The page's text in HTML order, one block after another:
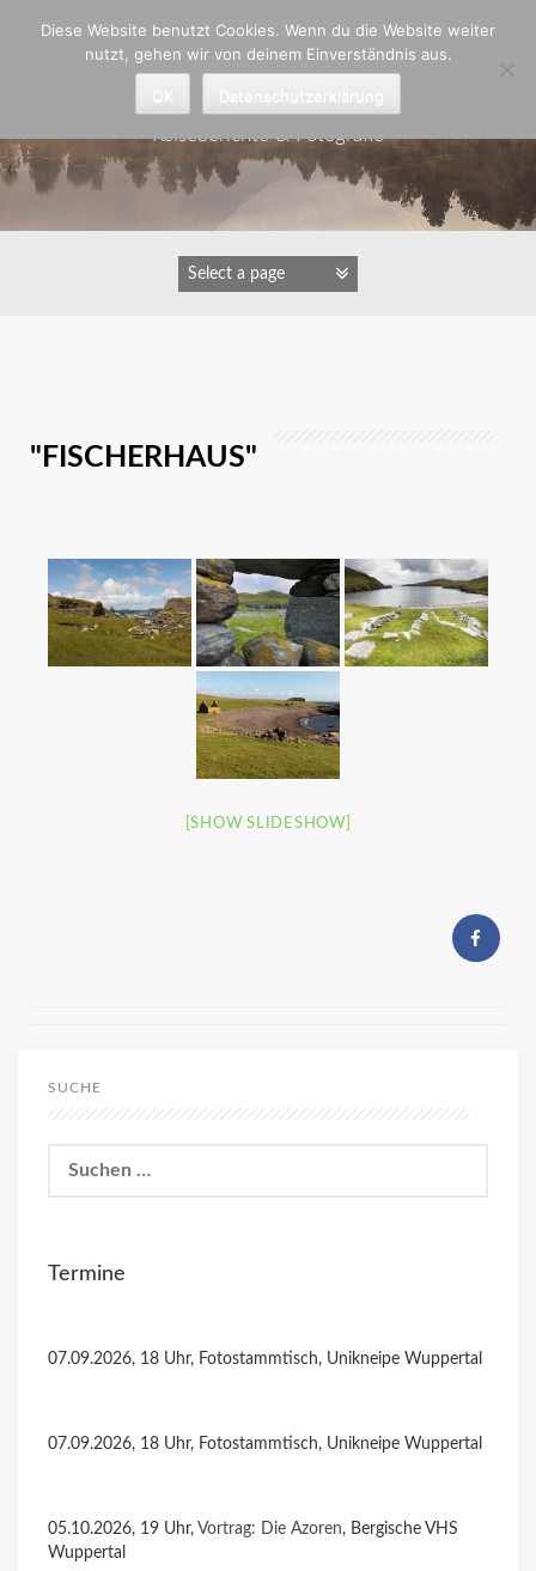
Astrid Padberg
Reiseberichte & Fotografie
"FISCHERHAUS"
[SHOW SLIDESHOW]
SUCHE
nach:
Termine
07.09.2026, 18 Uhr, Fotostammtisch, Unikneipe Wuppertal
07.09.2026, 18 Uhr, Fotostammtisch, Unikneipe Wuppertal
05.10.2026, 19 Uhr, Vortrag: Die Azoren, Bergische VHS
Wuppertal
Diese Website benutzt Cookies. Wenn du die Website weiter
nutzt, gehen wir von deinem Einverständnis aus.